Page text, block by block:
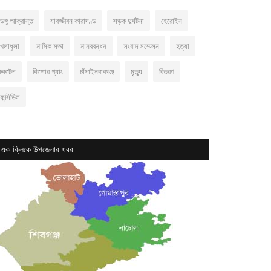
আক্রান্ত যাবজ্জীবন কারাদণ্ড সড়ক দুর্ঘটনা হেরোইন
মাসিক সভা মানববন্ধন সংবাদ সম্মেলন হত্যা
কিশোর গ্যাং চাঁপাইনবাবগঞ্জ মৃত্যু বিতরণ
এক ক্লিকে উপজেলার খবর